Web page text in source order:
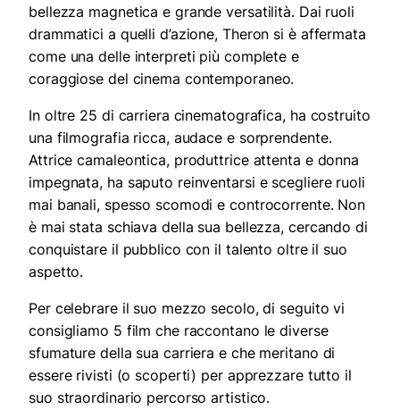
bellezza magnetica e grande versatilità. Dai ruoli
drammatici a quelli d’azione, Theron si è affermata
come una delle interpreti più complete e
coraggiose del cinema contemporaneo.
In oltre 25 di carriera cinematografica, ha costruito
una filmografia ricca, audace e sorprendente.
Attrice camaleontica, produttrice attenta e donna
impegnata, ha saputo reinventarsi e scegliere ruoli
mai banali, spesso scomodi e controcorrente. Non
è mai stata schiava della sua bellezza, cercando di
conquistare il pubblico con il talento oltre il suo
aspetto.
Per celebrare il suo mezzo secolo, di seguito vi
consigliamo 5 film che raccontano le diverse
sfumature della sua carriera e che meritano di
essere rivisti (o scoperti) per apprezzare tutto il
suo straordinario percorso artistico.